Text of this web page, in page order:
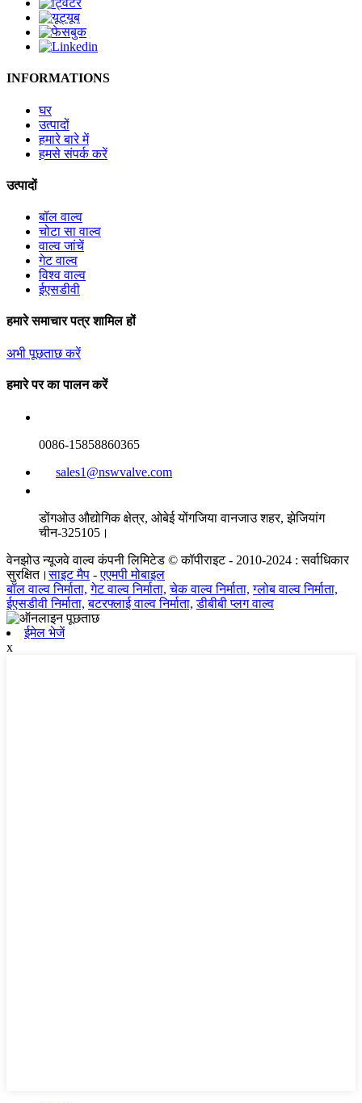
INFORMATIONS
घर
उत्पादों
हमारे बारे में
हमसे संपर्क करें
उत्पादों
बॉल वाल्व
चोटा सा वाल्व
वाल्व जांचें
गेट वाल्व
विश्व वाल्व
ईएसडीवी
हमारे समाचार पत्र शामिल हों
अभी पूछताछ करें
हमारे पर का पालन करें
0086-15858860365
sales1@nswvalve.com
डोंगओउ औद्योगिक क्षेत्र, ओबेई योंगजिया वानजाउ शहर, झेजियांग
चीन-325105।
वेनझोउ न्यूजवे वाल्व कंपनी लिमिटेड © कॉपीराइट - 2010-2024 : सर्वाधिकार
सुरक्षित।साइट मैप -एएमपी मोबाइल
बॉल वाल्व निर्माता, गेट वाल्व निर्माता, चेक वाल्व निर्माता, ग्लोब वाल्व निर्माता,
ईएसडीवी निर्माता, बटरफ्लाई वाल्व निर्माता, डीबीबी प्लग वाल्व
ईमेल भेजें
x